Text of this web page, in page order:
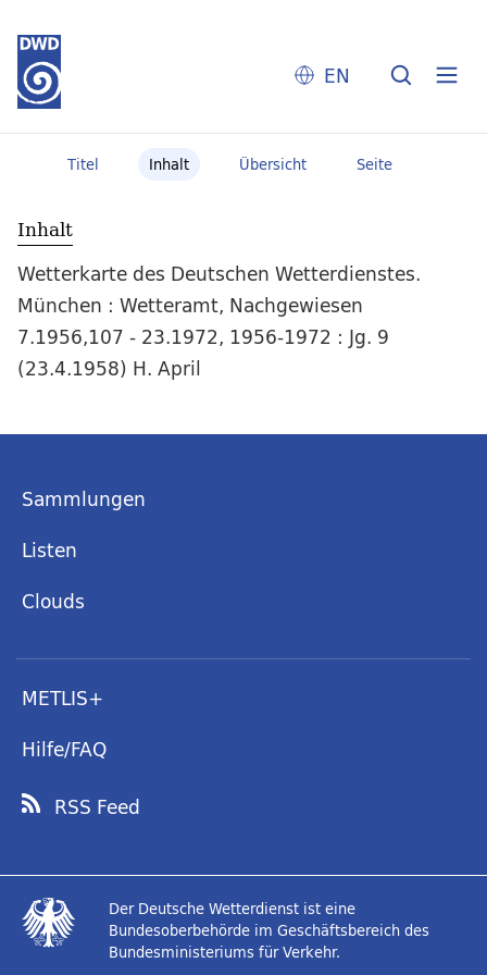
EN
Titel Inhalt Übersicht Seite
Inhalt
Wetterkarte des Deutschen Wetterdienstes.
München : Wetteramt, Nachgewiesen
7.1956,107 - 23.1972, 1956-1972 : Jg. 9
(23.4.1958) H. April
Sammlungen
Listen
Clouds
METLIS+
Hilfe/FAQ
RSS Feed
Der Deutsche Wetterdienst ist eine
Bundesoberbehörde im Geschäftsbereich des
Bundesministeriums für Verkehr.